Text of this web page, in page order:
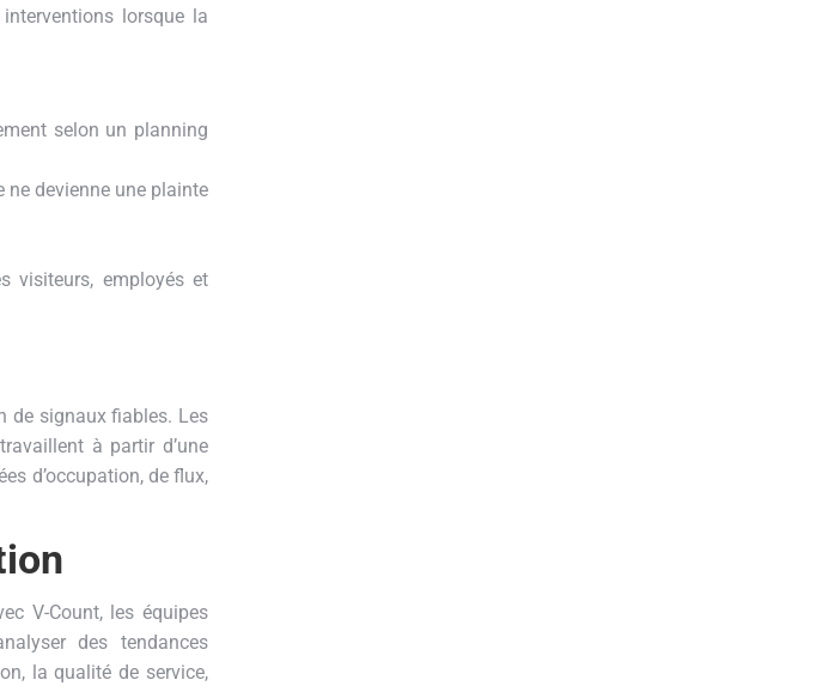
lorsque la
selon un planning
ne devienne une plainte
visiteurs, employés et
de signaux fiables. Les
à partir d’une
d’occupation, de flux,
V-Count, les équipes
des tendances
la qualité de service,